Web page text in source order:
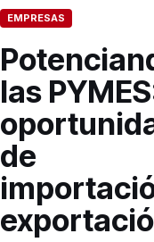
EMPRESAS
las
de